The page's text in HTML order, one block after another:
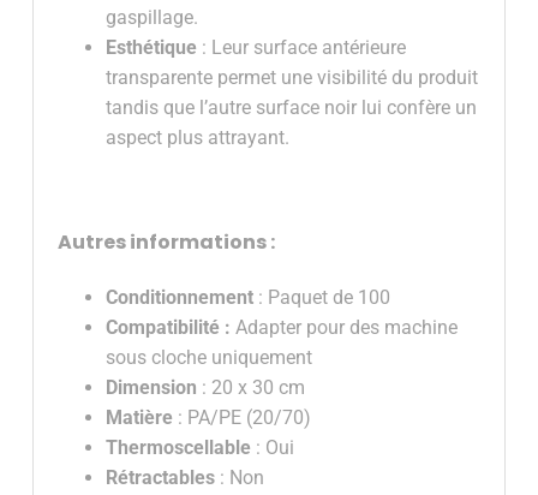
gaspillage.
Esthétique : Leur surface antérieure
transparente permet une visibilité du produit
tandis que l’autre surface noir lui confère un
aspect plus attrayant.
Autres informations :
Conditionnement: Paquet de 100
Compatibilité : Adapter pour des machine
sous cloche uniquement
Dimension : 20 x 30 cm
Matière : PA/PE (20/70)
Thermoscellable : Oui
Rétractables: Non